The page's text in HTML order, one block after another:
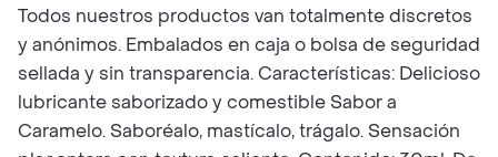
Todos nuestros productos van totalmente discretos
y anónimos. Embalados en caja o bolsa de seguridad
sellada y sin transparencia. Características: Delicioso
lubricante saborizado y comestible Sabor a
Caramelo. Saboréalo, mastícalo, trágalo. Sensación